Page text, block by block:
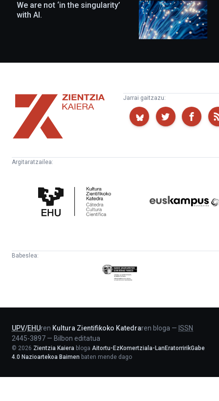
We are not ‘in the singularity’
with AI.
Zientzia
Kaiera
Jarrai gaitzazu:
Argitaratzailea:
Zientifikoko
Katedra
Babeslea:
Eusko
Jaurlaritza
UPV/EHUren Kultura Zientifikoko Katedraren bloga — ISSN
2445-3897 — Bilbon editatua
© 2026 Zientzia Kaiera bloga Aitortu-EzKomertziala-LanEratorririkGabe
4.0 Nazioartekoa Baimen baten mende dago